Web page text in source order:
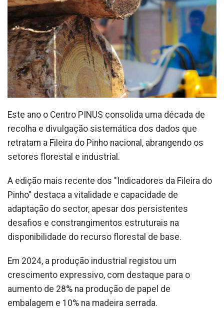
Este ano o Centro PINUS consolida uma década de
recolha e divulgação sistemática dos dados que
retratam a Fileira do Pinho nacional, abrangendo os
setores florestal e industrial.
A edição mais recente dos "Indicadores da Fileira do
Pinho" destaca a vitalidade e capacidade de
adaptação do sector, apesar dos persistentes
desafios e constrangimentos estruturais na
disponibilidade do recurso florestal de base.
Em 2024, a produção industrial registou um
crescimento expressivo, com destaque para o
aumento de 28% na produção de papel de
embalagem e 10% na madeira serrada.